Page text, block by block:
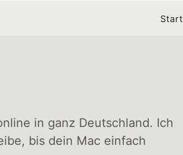
Start
in ganz Deutschland. Ich
bis dein Mac einfach